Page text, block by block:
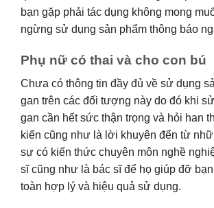
bạn gặp phải tác dụng không mong
ngừng sử dụng sản phẩm thông báo
Phụ nữ có thai và cho con bú
Chưa có thông tin đầy đủ về sử dụng
gan trên các đối tượng này do đó khi
gan cần hết sức thận trọng và hỏi han
kiến cũng như là lời khuyên đến từ
sự có kiến thức chuyên môn nghề
sĩ cũng như là bác sĩ để họ giúp đỡ
toàn hợp lý và hiệu quả sử dụng.